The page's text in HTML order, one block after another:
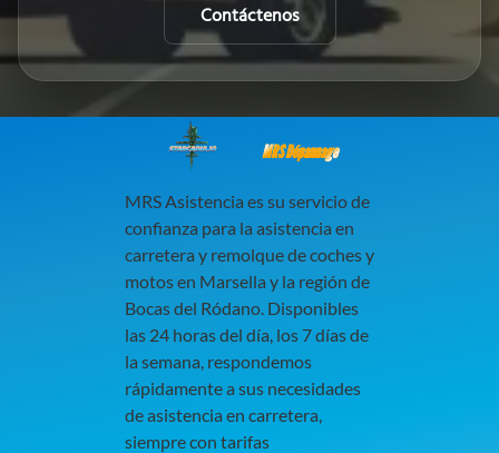
Contáctenos
MRS Dépannage
MRS Asistencia es su servicio de
confianza para la asistencia en
carretera y remolque de coches y
motos en Marsella y la región de
Bocas del Ródano. Disponibles
las 24 horas del día, los 7 días de
la semana, respondemos
rápidamente a sus necesidades
de asistencia en carretera,
siempre con tarifas